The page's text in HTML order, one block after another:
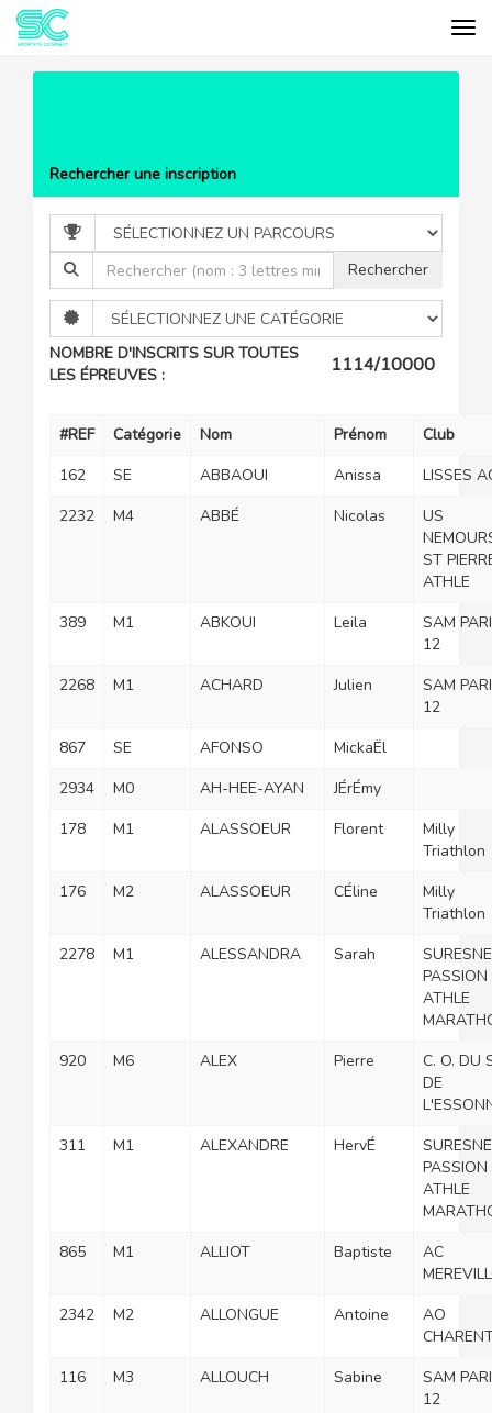
Rechercher une inscription
NOMBRE D'INSCRITS SUR TOUTES
LES ÉPREUVES :
1114/10000
#REF Catégorie Nom Prénom
Club
162
SE ABBAOUI Anissa
LISSES
2232
M4 ABBÉ Nicolas
US
ST
ATHLE
389
M1 ABKOUI Leila
SAM
12
2268
M1 ACHARD Julien
SAM
12
867
SE AFONSO
MickaËl
2934
M0 AH-HEE-AYAN
JÉrÉmy
178
M1 ALASSOEUR Florent
Milly
Triathlon
176
M2 ALASSOEUR CÉline
Milly
Triathlon
2278
M1 ALESSANDRA Sarah
PASSION
ATHLE
920
M6 ALEX Pierre
C. O. DU
DE
311
M1 ALEXANDRE HervÉ
PASSION
ATHLE
865
M1 ALLIOT Baptiste
AC
2342
M2 ALLONGUE Antoine
AO
116
M3 ALLOUCH Sabine
SAM
12